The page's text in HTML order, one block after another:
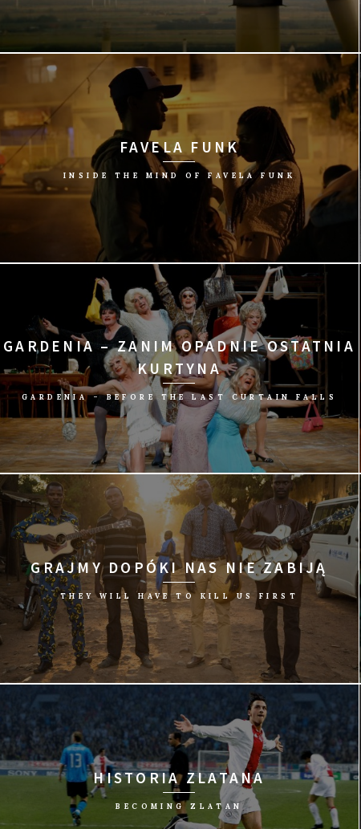
reż. Carl-A. Fechner/Niemcy, 2016/90 min
FAVELA FUNK
INSIDE THE MIND OF FAVELA FUNK
reż. Fleur Beemster, Elise Roodenburg/Holandia, 2015/68 min
GARDENIA – ZANIM OPADNIE OSTATNIA
KURTYNA
GARDENIA – BEFORE THE LAST CURTAIN FALLS
reż. Thomas Wallner/Niemcy, Belgia, 2014/88 min
GRAJMY DOPÓKI NAS NIE ZABIJĄ
THEY WILL HAVE TO KILL US FIRST
reż. Johanna Schwartz/Wielka Brytania, 2015/101 min
HISTORIA ZLATANA
BECOMING ZLATAN